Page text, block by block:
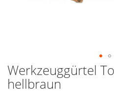
Zum
Anfang
der
Werkzeuggürtel
hellbraun